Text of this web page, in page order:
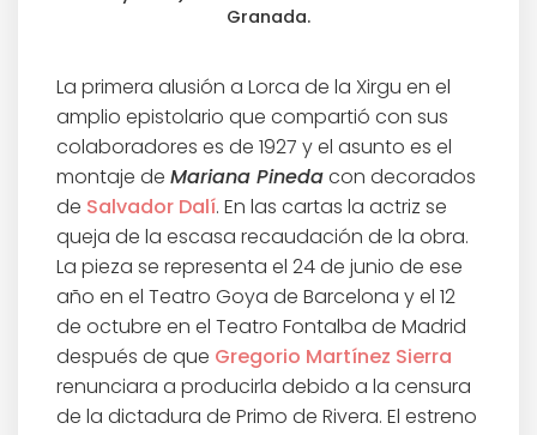
Granada.
La primera alusión a Lorca de la Xirgu en el
amplio epistolario que compartió con sus
colaboradores es de 1927 y el asunto es el
montaje de Mariana Pinedacon decorados
de Salvador Dalí. En las cartas la actriz se
queja de la escasa recaudación de la obra.
La pieza se representa el 24 de junio de ese
año en el Teatro Goya de Barcelona y el 12
de octubre en el Teatro Fontalba de Madrid
después de que Gregorio Martínez Sierra
renunciara a producirla debido a la censura
de la dictadura de Primo de Rivera. El estreno